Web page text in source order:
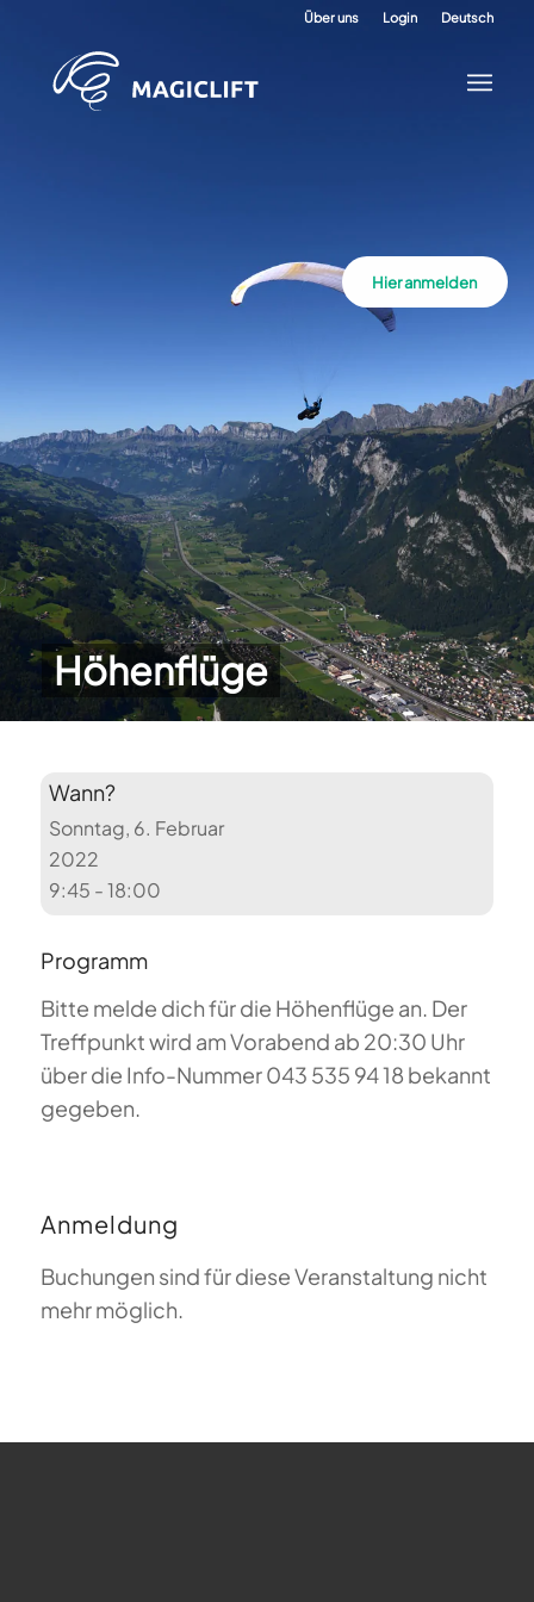
Über uns Login Deutsch
Höhenflüge
Hier anmelden
Wann?
Sonntag, 6. Februar
2022
9:45 - 18:00
Programm
Bitte melde dich für die Höhenflüge an. Der
Treffpunkt wird am Vorabend ab 20:30 Uhr
über die Info-Nummer 043 535 94 18 bekannt
gegeben.
Anmeldung
Buchungen sind für diese Veranstaltung nicht
mehr möglich.